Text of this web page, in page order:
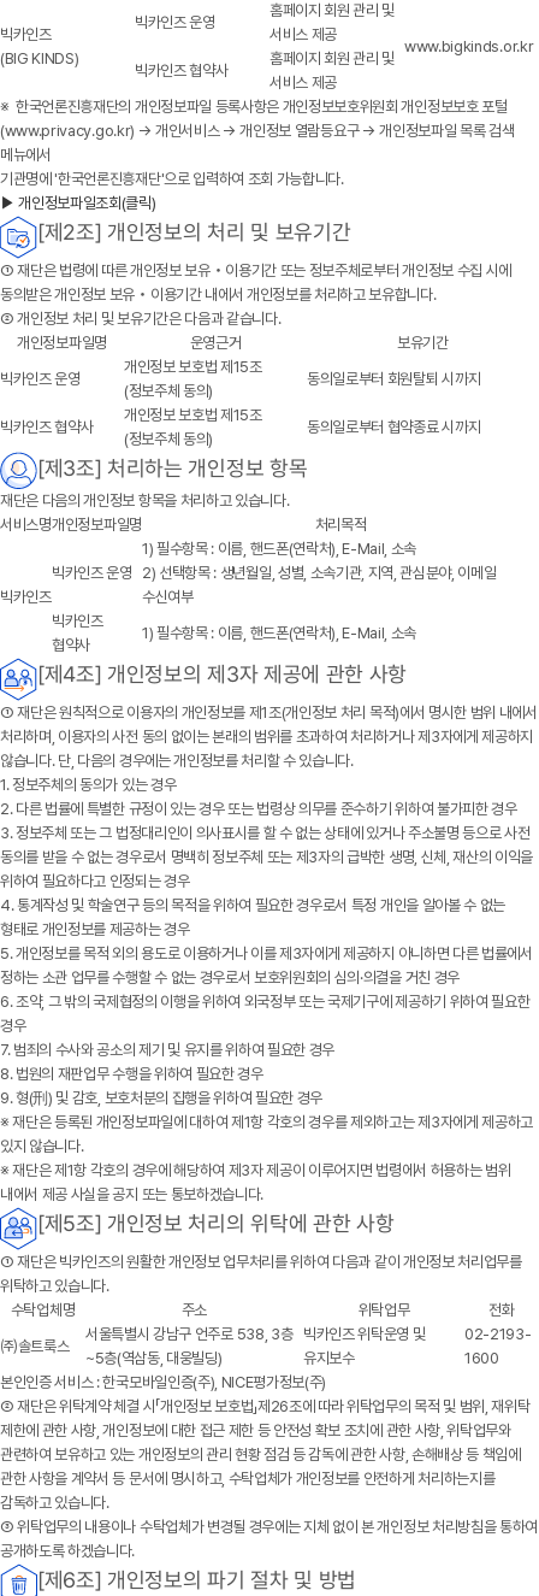
빅카인즈
(BIG KINDS)
빅카인즈 운영
홈페이지 회원 관리 및
서비스 제공
www.bigkinds.or.kr
빅카인즈 협약사
홈페이지 회원 관리 및
서비스 제공
※ 한국언론진흥재단의 개인정보파일 등록사항은 개인정보보호위원회 개인정보보호 포털
(www.privacy.go.kr) → 개인서비스 → 개인정보 열람등요구 → 개인정보파일 목록 검색
메뉴에서
기관명에 '한국언론진흥재단'으로 입력하여 조회 가능합니다.
▶ 개인정보파일조회(클릭)
[제2조] 개인정보의 처리 및 보유기간
①재단은 법령에 따른 개인정보 보유‧이용기간 또는 정보주체로부터 개인정보 수집 시에
동의받은 개인정보 보유‧이용기간 내에서 개인정보를 처리하고 보유합니다.
② 개인정보 처리 및 보유기간은 다음과 같습니다.
개인정보파일명
운영근거
보유기간
빅카인즈 운영
개인정보 보호법 제15조
(정보주체 동의)
동의일로부터 회원탈퇴 시까지
빅카인즈 협약사
개인정보 보호법 제15조
(정보주체 동의)
동의일로부터 협약종료 시까지
[제3조] 처리하는 개인정보 항목
재단은 다음의 개인정보 항목을 처리하고 있습니다.
서비스명개인정보파일명 처리목적
빅카인즈
빅카인즈 운영
1) 필수항목 : 이름, 핸드폰(연락처), E-Mail, 소속
2) 선택항목 : 생년월일, 성별, 소속기관, 지역, 관심분야, 이메일
수신여부
빅카인즈
협약사
1) 필수항목 : 이름, 핸드폰(연락처), E-Mail, 소속
[제4조] 개인정보의 제3자 제공에 관한 사항
①재단은 원칙적으로 이용자의 개인정보를 제1조(개인정보 처리 목적)에서 명시한 범위 내에서
처리하며, 이용자의 사전 동의 없이는 본래의 범위를 초과하여 처리하거나 제3자에게 제공하지
않습니다. 단, 다음의 경우에는 개인정보를 처리할 수 있습니다.
1. 정보주체의 동의가 있는 경우
2. 다른 법률에 특별한 규정이 있는 경우 또는 법령상 의무를 준수하기 위하여 불가피한 경우
3. 정보주체 또는 그 법정대리인이 의사표시를 할 수 없는 상태에 있거나 주소불명 등으로 사전
동의를 받을 수 없는 경우로서 명백히 정보주체 또는 제3자의 급박한 생명, 신체, 재산의 이익을
위하여 필요하다고 인정되는 경우
4. 통계작성 및 학술연구 등의 목적을 위하여 필요한 경우로서 특정 개인을 알아볼 수 없는
형태로 개인정보를 제공하는 경우
5. 개인정보를 목적 외의 용도로 이용하거나 이를 제3자에게 제공하지 아니하면 다른 법률에서
정하는 소관 업무를 수행할 수 없는 경우로서 보호위원회의 심의·의결을 거친 경우
6. 조약, 그 밖의 국제협정의 이행을 위하여 외국정부 또는 국제기구에 제공하기 위하여 필요한
경우
7. 범죄의 수사와 공소의 제기 및 유지를 위하여 필요한 경우
8. 법원의 재판업무 수행을 위하여 필요한 경우
9. 형(刑) 및 감호, 보호처분의 집행을 위하여 필요한 경우
※ 재단은 등록된 개인정보파일에 대하여 제1항 각호의 경우를 제외하고는 제3자에게 제공하고
있지 않습니다.
※ 재단은 제1항 각호의 경우에 해당하여 제3자 제공이 이루어지면 법령에서 허용하는 범위
내에서 제공 사실을 공지 또는 통보하겠습니다.
[제5조] 개인정보 처리의 위탁에 관한 사항
①재단은 빅카인즈의 원활한 개인정보 업무처리를 위하여 다음과 같이 개인정보 처리업무를
위탁하고 있습니다.
수탁업체명
주소 위탁업무
전화
㈜솔트룩스
서울특별시 강남구 언주로 538, 3층
~5층(역삼동, 대웅빌딩)
빅카인즈 위탁운영 및
유지보수
02-2193-
1600
본인인증 서비스 : 한국모바일인증(주), NICE평가정보(주)
② 재단은 위탁계약 체결 시「개인정보 보호법」제26조에 따라 위탁업무의 목적 및 범위, 재위탁
제한에 관한 사항, 개인정보에 대한 접근 제한 등 안전성 확보 조치에 관한 사항, 위탁업무와
관련하여 보유하고 있는 개인정보의 관리 현황 점검 등 감독에 관한 사항, 손해배상 등 책임에
관한 사항을 계약서 등 문서에 명시하고, 수탁업체가 개인정보를 안전하게 처리하는지를
감독하고 있습니다.
③ 위탁업무의 내용이나 수탁업체가 변경될 경우에는 지체 없이 본 개인정보 처리방침을 통하여
공개하도록 하겠습니다.
[제6조] 개인정보의 파기 절차 및 방법